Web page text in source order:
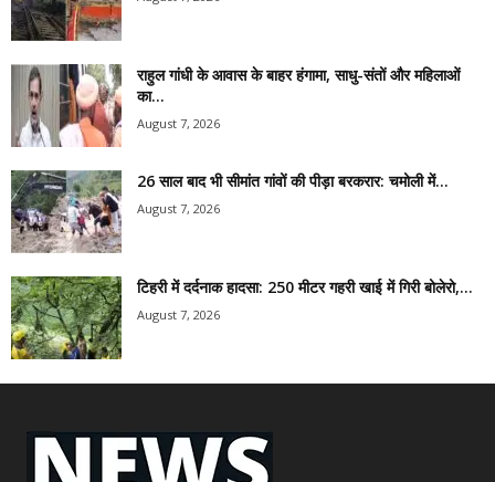
राहुल गांधी के आवास के बाहर हंगामा, साधु-संतों और महिलाओं
का...
August 7, 2026
26 साल बाद भी सीमांत गांवों की पीड़ा बरकरार: चमोली में...
August 7, 2026
टिहरी में दर्दनाक हादसा: 250 मीटर गहरी खाई में गिरी बोलेरो,...
August 7, 2026